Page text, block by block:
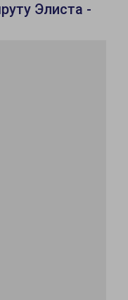
Элиста -